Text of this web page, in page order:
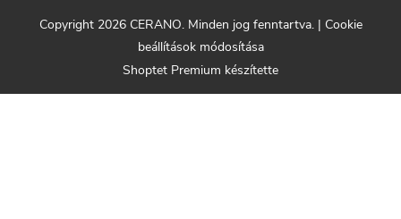
Shoptet Premium készítette
Copyright 2026 CERANO. Minden jog fenntartva. | Cookie
beállítások módosítása